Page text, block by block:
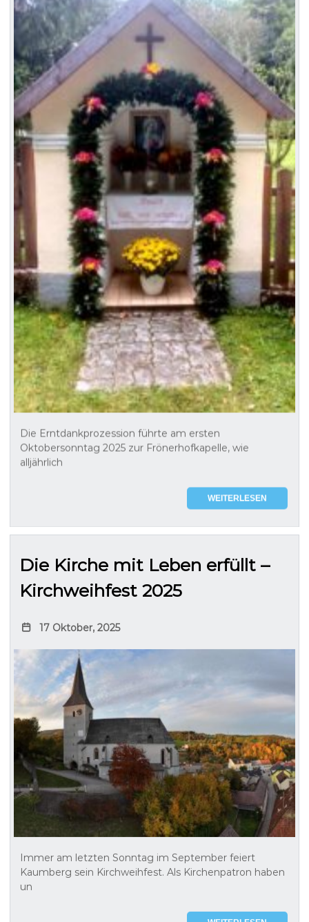
Die Erntdankprozession führte am ersten
Oktobersonntag 2025 zur Frönerhofkapelle, wie
alljährlich
WEITERLESEN
Die Kirche mit Leben erfüllt –
Kirchweihfest 2025
17 Oktober, 2025
Immer am letzten Sonntag im September feiert
Kaumberg sein Kirchweihfest. Als Kirchenpatron haben
un